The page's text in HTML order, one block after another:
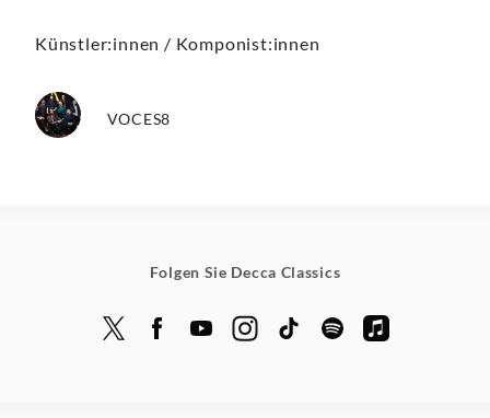
Künstler:innen / Komponist:innen
VOCES8
Folgen Sie Decca Classics